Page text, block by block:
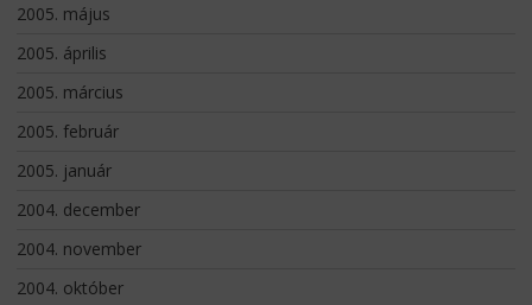
2005. május
2005. április
2005. március
2005. február
2005. január
2004. december
2004. november
2004. október